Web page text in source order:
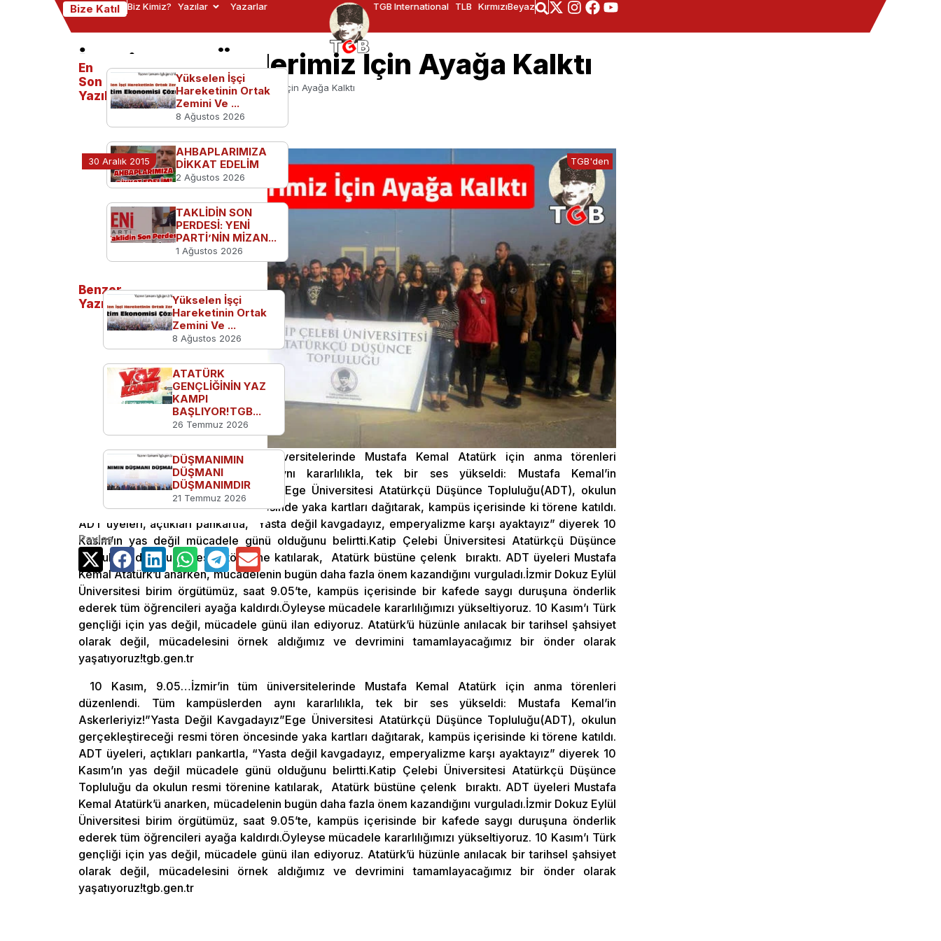
Bize Katıl Biz Kimiz? Yazılar Yazarlar TGB International TLB KırmızıBeyaz
İzmir, Ulu Önderimiz İçin Ayağa Kalktı
Ana Sayfa TGB'den İzmir, Ulu Önderimiz İçin Ayağa Kalktı
30 Aralık 2015 TGB'den
10 Kasım, 9.05…İzmir’in tüm üniversitelerinde Mustafa Kemal Atatürk için anma törenleri
düzenlendi. Tüm kampüslerden aynı kararlılıkla, tek bir ses yükseldi: Mustafa Kemal’in
Askerleriyiz!”Yasta Değil Kavgadayız”Ege Üniversitesi Atatürkçü Düşünce Topluluğu(ADT), okulun
gerçekleştireceği resmi tören öncesinde yaka kartları dağıtarak, kampüs içerisinde ki törene katıldı.
ADT üyeleri, açtıkları pankartla, “Yasta değil kavgadayız, emperyalizme karşı ayaktayız” diyerek 10
Kasım’ın yas değil mücadele günü olduğunu belirtti.Katip Çelebi Üniversitesi Atatürkçü Düşünce
Topluluğu da okulun resmi törenine katılarak, Atatürk büstüne çelenk bıraktı. ADT üyeleri Mustafa
Kemal Atatürk’ü anarken, mücadelenin bugün daha fazla önem kazandığını vurguladı.İzmir Dokuz Eylül
Üniversitesi birim örgütümüz, saat 9.05’te, kampüs içerisinde bir kafede saygı duruşuna önderlik
ederek tüm öğrencileri ayağa kaldırdı.Öyleyse mücadele kararlılığımızı yükseltiyoruz. 10 Kasım’ı Türk
gençliği için yas değil, mücadele günü ilan ediyoruz. Atatürk’ü hüzünle anılacak bir tarihsel şahsiyet
olarak değil, mücadelesini örnek aldığımız ve devrimini tamamlayacağımız bir önder olarak
yaşatıyoruz!tgb.gen.tr
10 Kasım, 9.05…İzmir’in tüm üniversitelerinde Mustafa Kemal Atatürk için anma törenleri
düzenlendi. Tüm kampüslerden aynı kararlılıkla, tek bir ses yükseldi: Mustafa Kemal’in
Askerleriyiz!”Yasta Değil Kavgadayız”Ege Üniversitesi Atatürkçü Düşünce Topluluğu(ADT), okulun
gerçekleştireceği resmi tören öncesinde yaka kartları dağıtarak, kampüs içerisinde ki törene katıldı.
ADT üyeleri, açtıkları pankartla, “Yasta değil kavgadayız, emperyalizme karşı ayaktayız” diyerek 10
Kasım’ın yas değil mücadele günü olduğunu belirtti.Katip Çelebi Üniversitesi Atatürkçü Düşünce
Topluluğu da okulun resmi törenine katılarak, Atatürk büstüne çelenk bıraktı. ADT üyeleri Mustafa
Kemal Atatürk’ü anarken, mücadelenin bugün daha fazla önem kazandığını vurguladı.İzmir Dokuz Eylül
Üniversitesi birim örgütümüz, saat 9.05’te, kampüs içerisinde bir kafede saygı duruşuna önderlik
ederek tüm öğrencileri ayağa kaldırdı.Öyleyse mücadele kararlılığımızı yükseltiyoruz. 10 Kasım’ı Türk
gençliği için yas değil, mücadele günü ilan ediyoruz. Atatürk’ü hüzünle anılacak bir tarihsel şahsiyet
olarak değil, mücadelesini örnek aldığımız ve devrimini tamamlayacağımız bir önder olarak
yaşatıyoruz!tgb.gen.tr
En
Son
Yazılanlar
Yükselen İşçi
Hareketinin Ortak
Zemini Ve ...
8 Ağustos 2026
AHBAPLARIMIZA
DİKKAT EDELİM
2 Ağustos 2026
TAKLİDİN SON
PERDESİ: YENİ
PARTİ’NİN MİZAN...
1 Ağustos 2026
Benzer
Yazılar
Yükselen İşçi
Hareketinin Ortak
Zemini Ve ...
8 Ağustos 2026
ATATÜRK
GENÇLİĞİNİN YAZ
KAMPI
BAŞLIYOR!TGB...
26 Temmuz 2026
DÜŞMANIMIN
DÜŞMANI
DÜŞMANIMDIR
21 Temmuz 2026
Paylaş